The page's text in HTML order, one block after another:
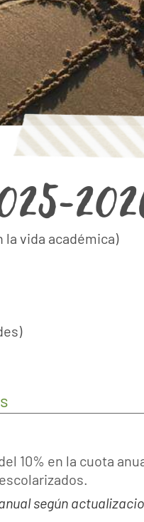
la vida académica)
10% en la cuota
según